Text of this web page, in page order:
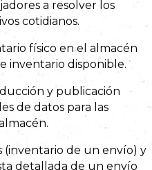
a resolver los
cotidianos.
físico en el almacén
inventario disponible.
y publicación
de datos para las
(inventario de un envío) y
detallada de un envío